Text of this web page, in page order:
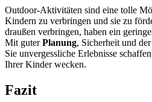
Outdoor-Aktivitäten sind eine tolle
Kindern zu verbringen und sie zu
draußen verbringen, haben ein
Mit guterPlanung, Sicherheit und
Sie unvergessliche Erlebnisse
Ihrer Kinder wecken.
Fazit